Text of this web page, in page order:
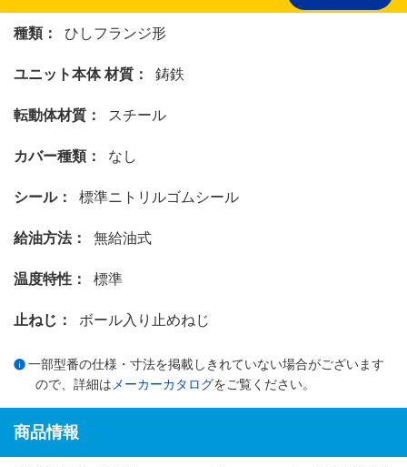
種類： ひしフランジ形
ユニット本体 材質： 鋳鉄
転動体材質： スチール
カバー種類： なし
シール： 標準ニトリルゴムシール
給油方法： 無給油式
温度特性： 標準
止ねじ： ボール入り止めねじ
一部型番の仕様・寸法を掲載しきれていない場合がございます
ので、詳細は メーカーカタログをご覧ください。
商品情報